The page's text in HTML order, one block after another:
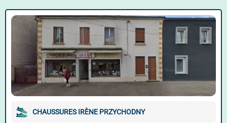
CHAUSSURES IRÈNE PRZYCHODNY